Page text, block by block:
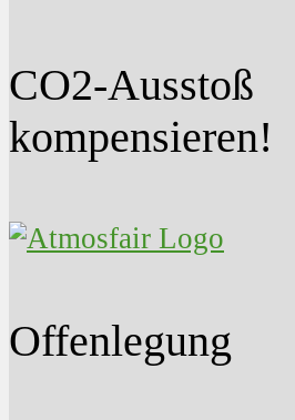
Archiv
CO2-Ausstoß
kompensieren!
Offenlegung